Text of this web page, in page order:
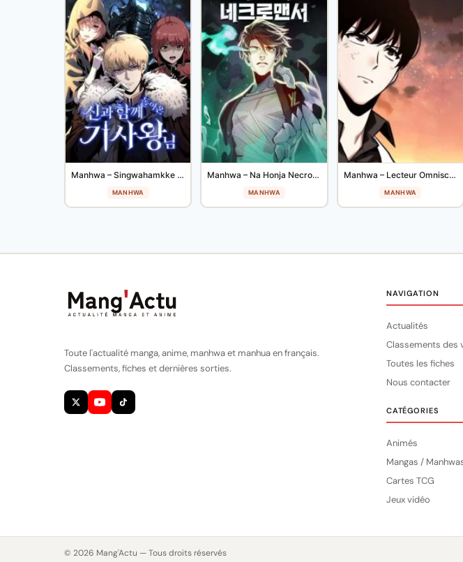
Manhwa – Singwahamkke Doraon Gisawangnim
MANHWA
Manhwa – Na Honja Necromancer
MANHWA
Manhwa – Lecteur Omniscient
MANHWA
Toute l'actualité manga, anime, manhwa et manhua en français.
Classements, fiches et dernières sorties.
NAVIGATION
Actualités
Classements des
Toutes les fiches
Nous contacter
CATÉGORIES
Animés
Mangas /
Cartes TCG
Jeux vidéo
© 2026 Mang'Actu — Tous droits réservés